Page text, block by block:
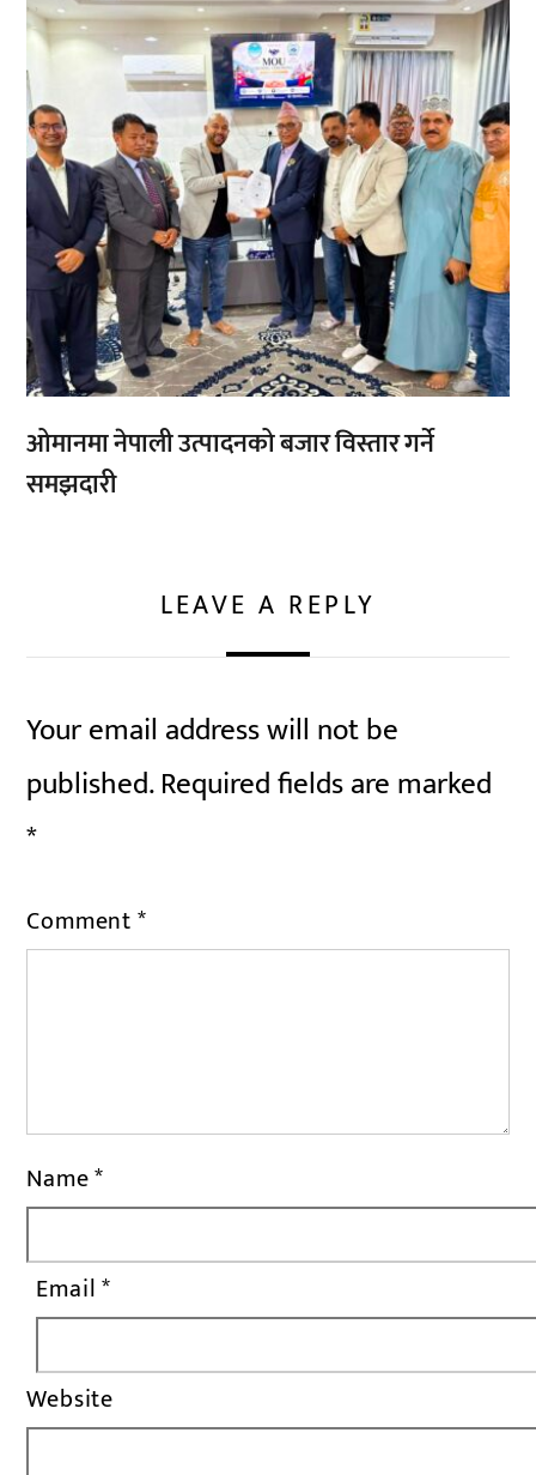
,,
ओमानमा नेपाली उत्पादनको बजार विस्तार गर्ने
समझदारी
LEAVE A REPLY
Your email address will not be
published.Required fields are marked
*
Comment*
Name*
Email*
Website